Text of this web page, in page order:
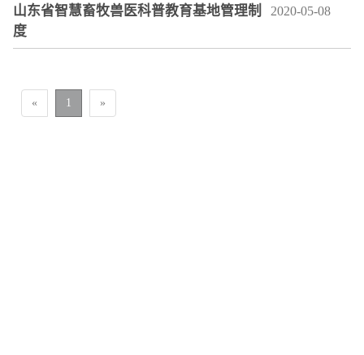
山东省智慧畜牧兽医科普教育基地管理制
度
2020-05-08
« 1 »